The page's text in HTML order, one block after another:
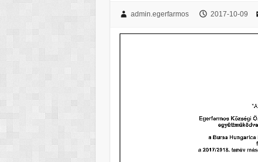
admin.egerfarmos 2017-10-09